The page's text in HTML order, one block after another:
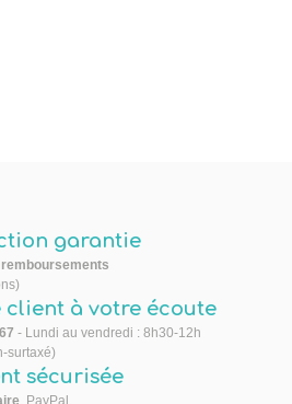
garantie
remboursements
client à votre écoute
- Lundi au vendredi : 8h30-12h
surtaxé)
sécurisée
, PayPal,